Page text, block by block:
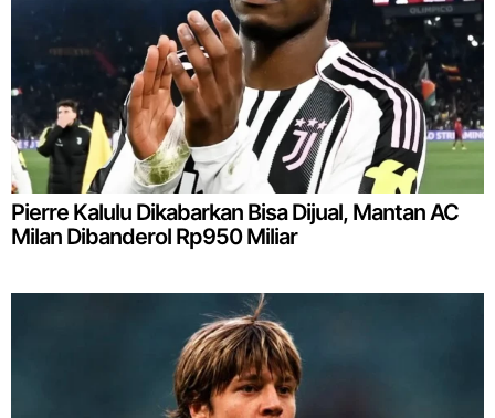
Pierre Kalulu Dikabarkan Bisa Dijual, Mantan AC
Milan Dibanderol Rp950 Miliar